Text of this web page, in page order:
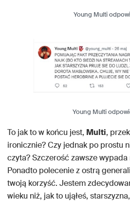
Young Multi
Young Multi
To jak to w końcu jest, Multi,
ironicznie? Czy jednak po prostu
czyta? Szczerość zawsze
Ponadto polecenie z ostrą
twoją korzyść. Jestem
wieku niż, jak to ująłeś,